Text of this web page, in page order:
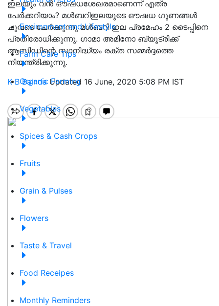
Environment and Lifestyle
Farm Care Tips
Organic Farming
Vegetables
Spices & Cash Crops
Fruits
Grain & Pulses
Flowers
Taste & Travel
Food Receipes
Monthly Reminders
ഇലയും വൻ ഔഷധശേഖരമാണെന്ന് എത്ര
പേർക്കറിയാം? മൾബറിഇലയുടെ ഔഷധ ഗുണങ്ങൾ
ചുവടെ ചേർക്കുന്നു മൾബറി ഇല പ്രമേഹം 2 ടൈപ്പിനെ
പ്രതിരോധിക്കുന്നു. ഗാമാ അമിനോ ബ്യൂട്രിക്ക്
ആസിഡിന്റെ സാനിദ്ധ്യം രക്ത സമ്മർദ്ദത്തെ
നിയന്ത്രിക്കുന്നു.
K B Bainda Updated 16 June, 2020 5:08 PM IST